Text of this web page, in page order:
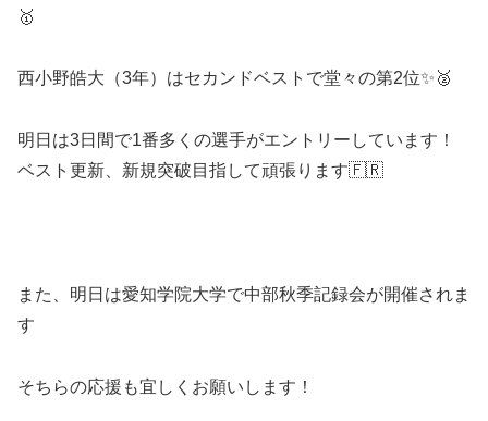
🥇
西小野皓大（3年）はセカンドベストで堂々の第2位✨️🥈
明日は3日間で1番多くの選手がエントリーしています！
ベスト更新、新規突破目指して頑張ります🇫🇷
また、明日は愛知学院大学で中部秋季記録会が開催されま
す
そちらの応援も宜しくお願いします！